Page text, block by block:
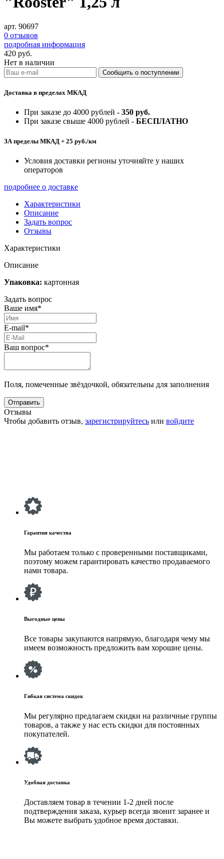
арт. 90697
0 отзывов
подробная информация
420 руб.
Нет в наличии
Доставка в пределах МКАД
При заказе до 4000 рублей - 350 руб.
При заказе свыше 4000 рублей - БЕСПЛАТНО
ЗА пределы МКАД + 25 руб./км
Условия доставки регионы уточняйте у наших
операторов
подробнее о доставке
Характеристики
Описание
Задать вопрос
Отзывы
Характеристики
Описание
Упаковка: картонная
Задать вопрос
Ваше имя*
E-mail*
Ваш вопрос*
Поля, помеченные звёздочкой, обязательны для заполнения
Отзывы
Чтобы добавить отзыв, зарегистрируйтесь или войдите
Гарантия качества
Мы работаем только с проверенными поставщиками,
поэтому можем гарантировать качество продаваемого
нами товара.
Выгодные цены
Все товары закупаются напрямую, благодаря чему мы
имеем возможность предложить вам хорошие цены.
Гибкая система скидок
Мы регулярно предлагаем скидки на различные группы
товаров, а также у нас есть скидки для постоянных
покупателей.
Удобная доставка
Доставляем товар в течении 1-2 дней после
подтверждения заказа, курьер всегда звонит заранее и
Вы можете выбрать удобное время доставки.